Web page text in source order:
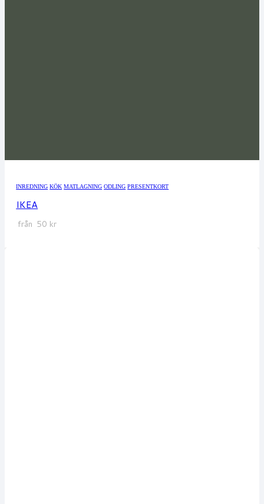
INREDNING KÖK MATLAGNING ODLING PRESENTKORT
IKEA
från 50 kr